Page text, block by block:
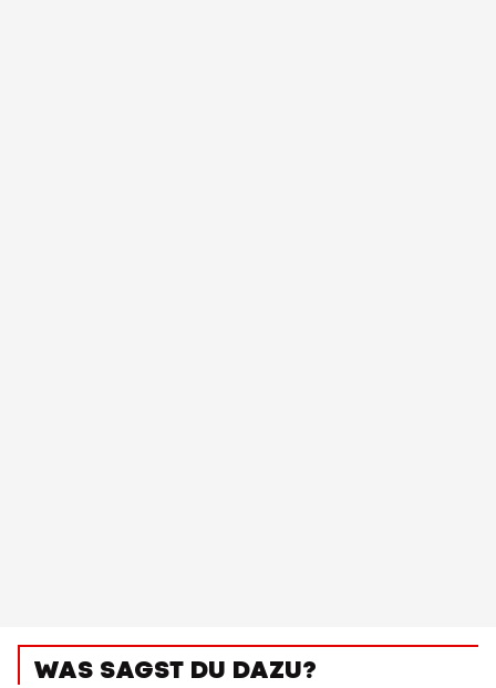
WAS SAGST DU DAZU?